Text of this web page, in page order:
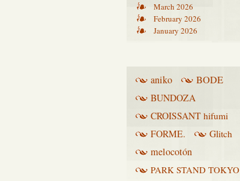
March 2026
February 2026
January 2026
aniko BODE
BUNDOZA
CROISSANT hifumi
FORME.
Glitch
melocotón
PARK STAND TOKYO